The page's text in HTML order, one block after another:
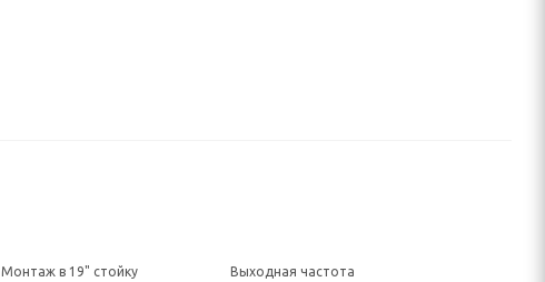
Монтаж в 19" стойку Выходная частота